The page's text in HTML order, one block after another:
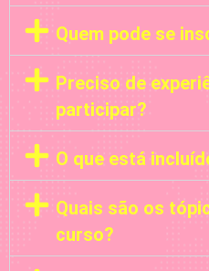
Quem pode se
Preciso de
participar?
O que está
Quais são os
curso?